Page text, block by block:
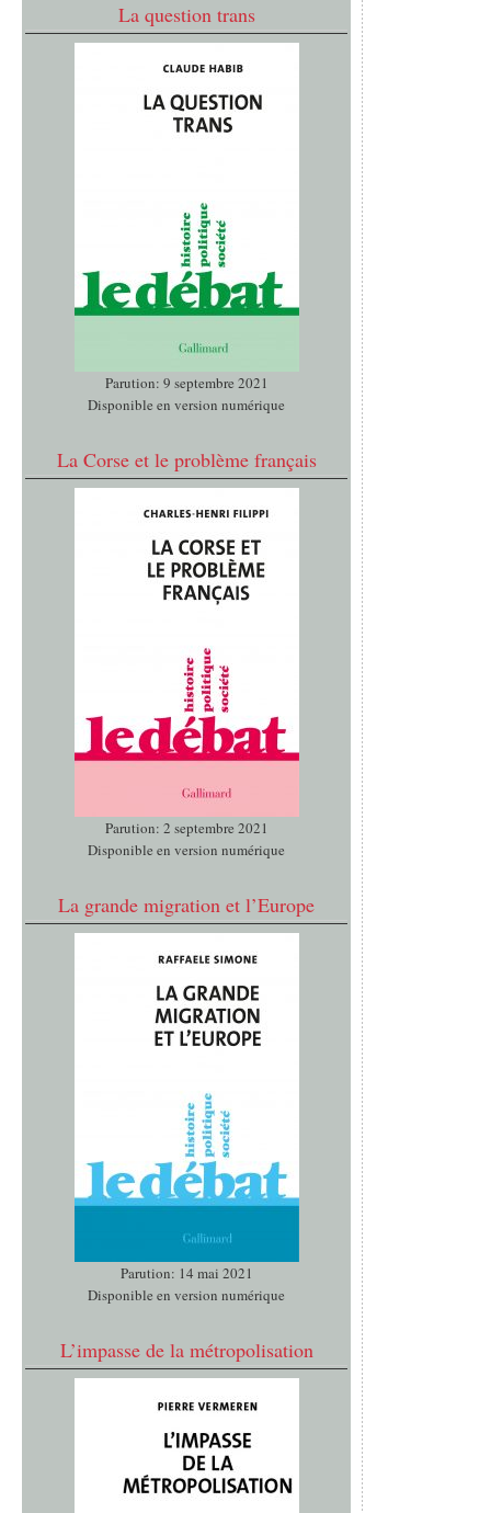
La question trans
Parution: 9 septembre 2021
Disponible en version numérique
La Corse et le problème français
Parution: 2 septembre 2021
Disponible en version numérique
La grande migration et l’Europe
Parution: 14 mai 2021
Disponible en version numérique
L’impasse de la métropolisation